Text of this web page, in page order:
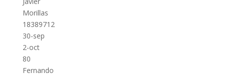
Morillas
18389712
30-sep
2-oct
80
Fernando